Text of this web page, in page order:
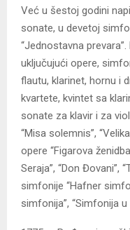
Već u šestoj godini
sonate, u devetoj
“Jednostavna
uključujući opere,
flautu, klarinet, hornu i
kvartete, kvintet sa
sonate za klavir i za
“Misa solemnis”,
opere “Figarova
Seraja”, “Don Đovani”,
simfonije “Hafner
simfonija”, “Simfonija